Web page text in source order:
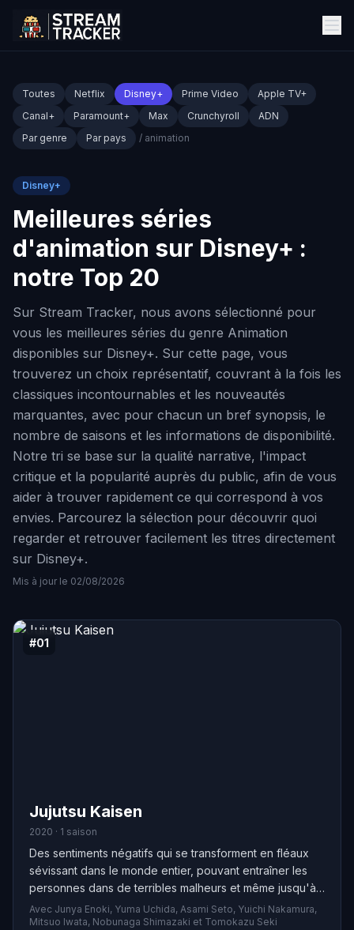
Toutes Netflix Disney+ Prime Video
Apple TV+
Canal+
Paramount+ Max Crunchyroll
ADN
Par genre
Par pays / animation
Disney+
Meilleures séries
d'animation sur Disney+ :
notre Top 20
Sur Stream Tracker, nous avons sélectionné pour
vous les meilleures séries du genre Animation
disponibles sur Disney+. Sur cette page, vous
trouverez un choix représentatif, couvrant à la fois les
classiques incontournables et les nouveautés
marquantes, avec pour chacun un bref synopsis, le
nombre de saisons et les informations de disponibilité.
Notre tri se base sur la qualité narrative, l'impact
critique et la popularité auprès du public, afin de vous
aider à trouver rapidement ce qui correspond à vos
envies. Parcourez la sélection pour découvrir quoi
regarder et retrouver facilement les titres directement
sur Disney+.
Mis à jour le 02/08/2026
#01
Jujutsu Kaisen
2020 · 1 saison
Des sentiments négatifs qui se transforment en fléaux
sévissant dans le monde entier, pouvant entraîner les
personnes dans de terribles malheurs et même jusqu'à
la mort. Pour exorciser ces créatures, il faut un autre
fléau. Yuji Itadori, un lycéen ordinaire mais doté d'une
Avec Junya Enoki, Yuma Uchida, Asami Seto, Yuichi Nakamura,
Mitsuo Iwata, Nobunaga Shimazaki et Tomokazu Seki